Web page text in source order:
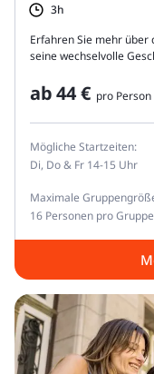
3h
Erfahren Sie mehr
seine wechselvolle
ab44 € pro Person
Mögliche Startzeiten:
Di, Do & Fr 14-15 Uhr
Maximale
16 Personen pro